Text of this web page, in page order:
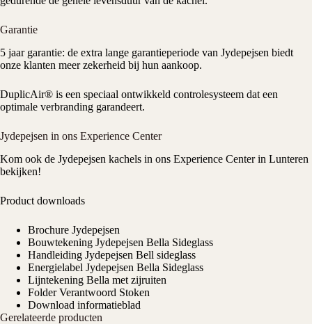
Garantie
5 jaar garantie: de extra lange garantieperiode van Jydepejsen biedt
onze klanten meer zekerheid bij hun aankoop.
DuplicAir® is een speciaal ontwikkeld controlesysteem dat een
optimale verbranding garandeert.
Jydepejsen in ons Experience Center
Kom ook de Jydepejsen kachels in ons Experience Centerin Lunteren
bekijken!
Product downloads
Brochure Jydepejsen
Bouwtekening Jydepejsen Bella Sideglass
Handleiding Jydepejsen Bell sideglass
Energielabel Jydepejsen Bella Sideglass
Lijntekening Bella met zijruiten
Folder Verantwoord Stoken
Download informatieblad
Gerelateerde producten